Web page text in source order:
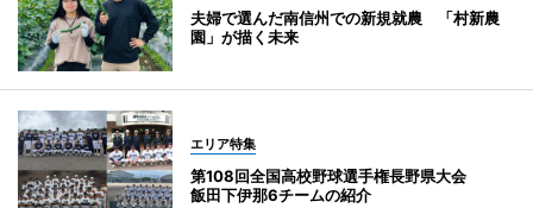
夫婦で選んだ南信州での新規就農 「村新農
園」が描く未来
エリア特集
第108回全国高校野球選手権長野県大会
飯田下伊那6チームの紹介